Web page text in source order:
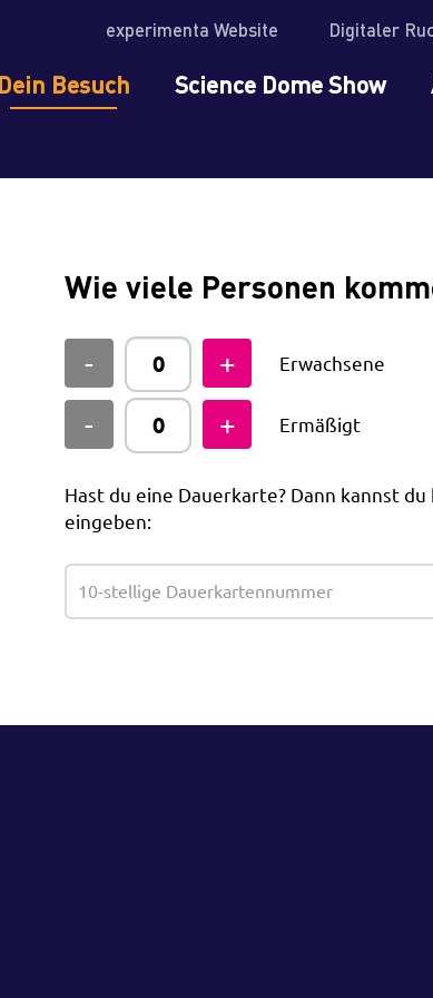
experimenta Website Digitaler
Dein Besuch Science Dome Show
Wie viele Personen
Erwachsene
Ermäßigt
Hast du eine Dauerkarte? Dann kannst
eingeben: